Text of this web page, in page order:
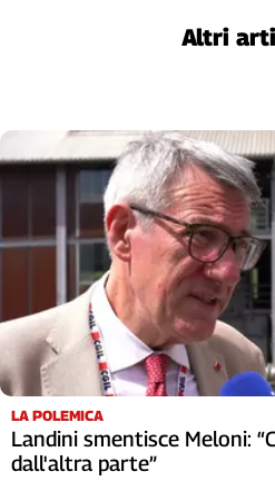
Trentino
D'Aosta
Veneto
Archivio
Storico
1955-
2014
Altri
LA POLEMICA
Landini smentisce Meloni:
dall'altra parte”